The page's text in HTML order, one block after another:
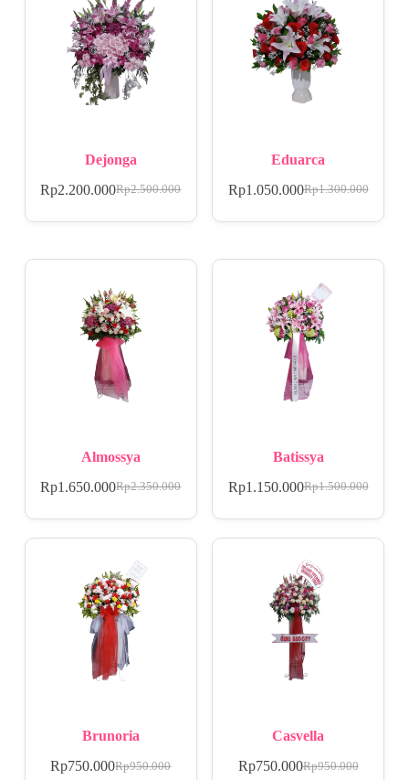
Dejonga
Rp2.500.000
Rp2.200.000
Eduarca
Rp1.300.000
Rp1.050.000
Almossya
Rp2.350.000
Rp1.650.000
Batissya
Rp1.500.000
Rp1.150.000
Brunoria
Rp950.000
Rp750.000
Casvella
Rp950.000
Rp750.000